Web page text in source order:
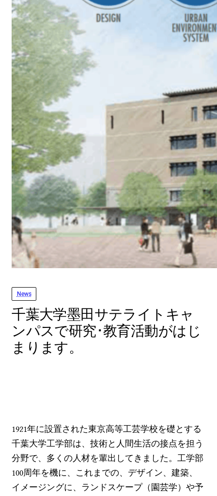
News
千葉大学墨田サテライトキャ
ンパスで研究･教育活動がはじ
まります。
1921年に設置された東京高等工芸学校を礎とする
千葉大学工学部は、技術と人間生活の接点を担う
分野で、多くの人材を輩出してきました。工学部
100周年を機に、これまでの、デザイン、建築、
イメージングに、ランドスケープ（園芸学）や予